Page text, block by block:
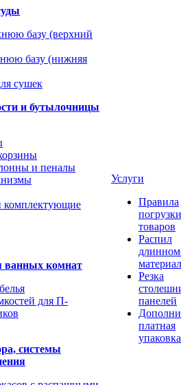
базу (верхний
базу (нижняя
сушек
и бутылочницы
и пеналы
комплектующие
ванных комнат
для П-
системы
Услуги
Правила
погрузки
товаров
Распил
Резка
панелей
платная
упаковка